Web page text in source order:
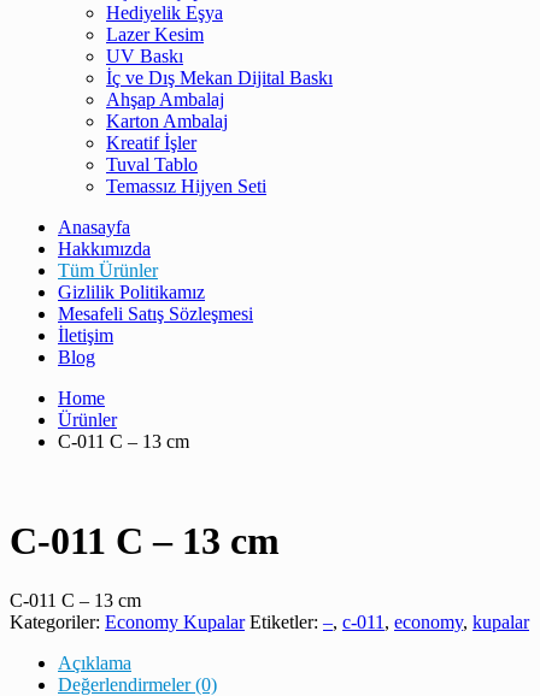
Hediyelik Eşya
Lazer Kesim
UV Baskı
İç ve Dış Mekan Dijital Baskı
Ahşap Ambalaj
Karton Ambalaj
Kreatif İşler
Tuval Tablo
Temassız Hijyen Seti
Anasayfa
Hakkımızda
Tüm Ürünler
Gizlilik Politikamız
Mesafeli Satış Sözleşmesi
İletişim
Blog
Home
Ürünler
C-011 C – 13 cm
C-011 C – 13 cm
C-011 C – 13 cm
Kategoriler: Economy Kupalar Etiketler: –, c-011 , economy, kupalar
Açıklama
Değerlendirmeler (0)